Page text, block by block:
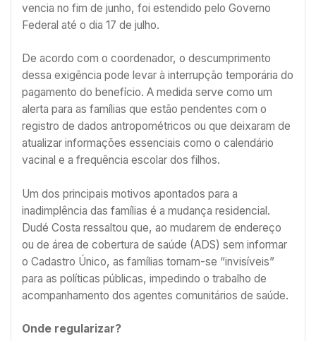
vencia no fim de junho, foi estendido pelo Governo
Federal até o dia 17 de julho.
De acordo com o coordenador, o descumprimento
dessa exigência pode levar à interrupção temporária do
pagamento do benefício. A medida serve como um
alerta para as famílias que estão pendentes com o
registro de dados antropométricos ou que deixaram de
atualizar informações essenciais como o calendário
vacinal e a frequência escolar dos filhos.
Um dos principais motivos apontados para a
inadimplência das famílias é a mudança residencial.
Dudé Costa ressaltou que, ao mudarem de endereço
ou de área de cobertura de saúde (ADS) sem informar
o Cadastro Único, as famílias tornam-se “invisíveis”
para as políticas públicas, impedindo o trabalho de
acompanhamento dos agentes comunitários de saúde.
Onde regularizar?